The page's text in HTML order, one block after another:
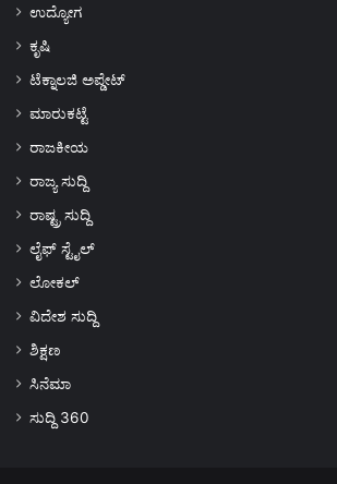
ಉದ್ಯೋಗ
ಕೃಷಿ
ಟೆಕ್ನಾಲಜಿ ಅಪ್ಡೇಟ್
ಮಾರುಕಟ್ಟೆ
ರಾಜಕೀಯ
ರಾಜ್ಯ ಸುದ್ದಿ
ರಾಷ್ಟ್ರ ಸುದ್ದಿ
ಲೈಫ್ ಸ್ಟೈಲ್
ಲೋಕಲ್
ವಿದೇಶ ಸುದ್ದಿ
ಶಿಕ್ಷಣ
ಸಿನೆಮಾ
ಸುದ್ದಿ 360